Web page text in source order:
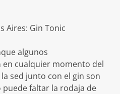
algunos
cualquier momento del
sed junto con el gin son
faltar la rodaja de